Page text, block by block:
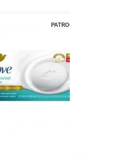
PATROCINADO